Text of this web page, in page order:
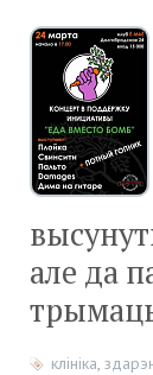
але да
клініка,